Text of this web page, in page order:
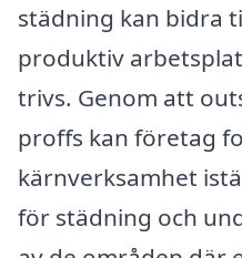
städning kan bidra
produktiv
trivs. Genom att
proffs kan företag
kärnverksamhet
för städning och